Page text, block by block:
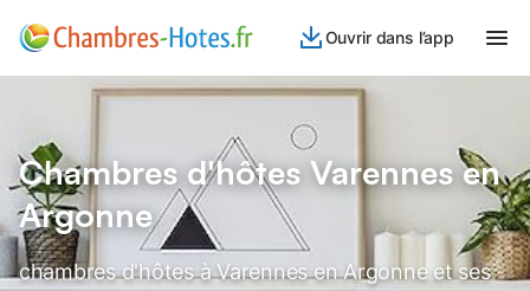
Ouvrir dans l’app
Chambres d'hôtes Varennes en
Argonne
chambres d'hôtes à Varennes en Argonne et ses